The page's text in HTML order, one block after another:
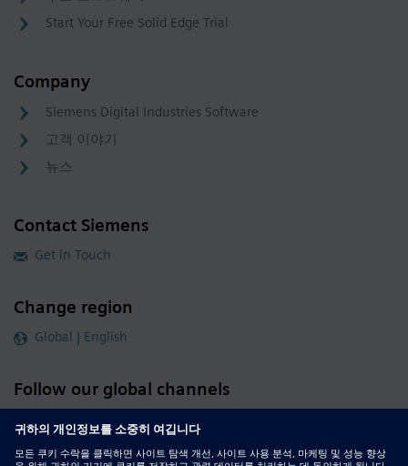
Start Your Free Solid Edge Trial
Company
Siemens Digital Industries Software
고객 이야기
뉴스
Contact Siemens
Get in Touch
Change region
Global | English
Follow our global channels